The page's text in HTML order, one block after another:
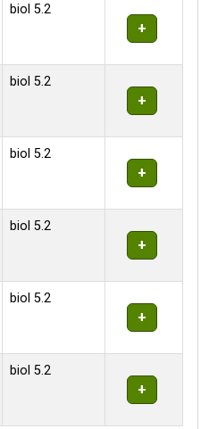
biol 5.2
biol 5.2
biol 5.2
biol 5.2
biol 5.2
biol 5.2